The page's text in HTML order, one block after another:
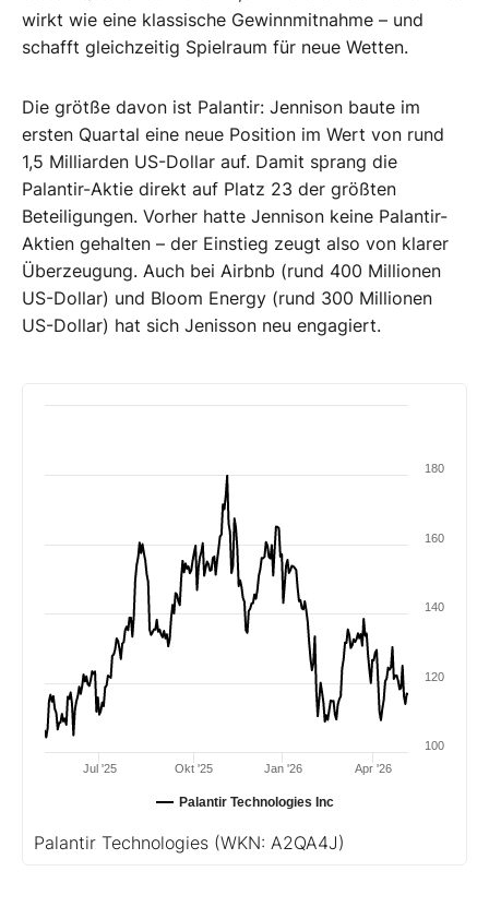
wirkt wie eine klassische Gewinnmitnahme – und
schafft gleichzeitig Spielraum für neue Wetten.
Die grötße davon ist Palantir: Jennison baute im
ersten Quartal eine neue Position im Wert von rund
1,5 Milliarden US-Dollar auf. Damit sprang die
Palantir-Aktie direkt auf Platz 23 der größten
Beteiligungen. Vorher hatte Jennison keine Palantir-
Aktien gehalten – der Einstieg zeugt also von klarer
Überzeugung. Auch bei Airbnb (rund 400 Millionen
US-Dollar) und Bloom Energy (rund 300 Millionen
US-Dollar) hat sich Jenisson neu engagiert.
Palantir Technologies Inc
Jul '25 Jan '26
Okt '25 Apr '26
100
120
140
160
180
Palantir Technologies (WKN: A2QA4J)